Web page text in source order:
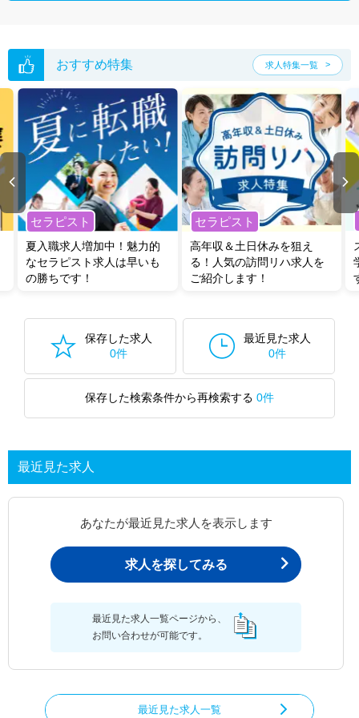
おすすめ特集 求人特集一覧
セラピスト
夏入職求人増加中！魅力的
なセラピスト求人は早いも
の勝ちです！
セラピスト
高年収＆土日休みを狙え
る！人気の訪問リハ求人を
ご紹介します！
保存した求人
0件
最近見た求人
0件
保存した検索条件から再検索する 0件
最近見た求人
あなたが最近見た求人を表示します
求人を探してみる
最近見た求人一覧ページから、
お問い合わせが可能です。
最近見た求人一覧